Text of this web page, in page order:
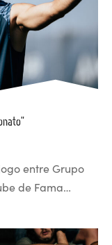
entre Grupo
de Fama…